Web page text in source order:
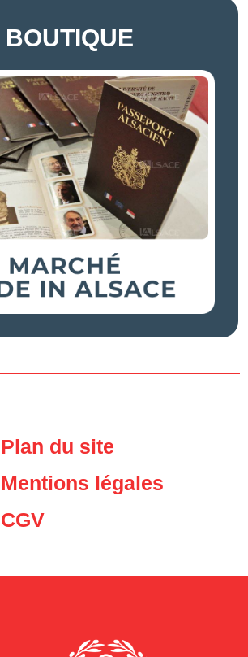
BOUTIQUE
Plan du site
Mentions légales
CGV